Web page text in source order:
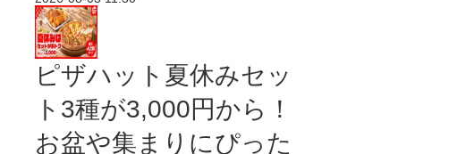
ピザハット夏休みセッ
ト3種が3,000円から！
お盆や集まりにぴった